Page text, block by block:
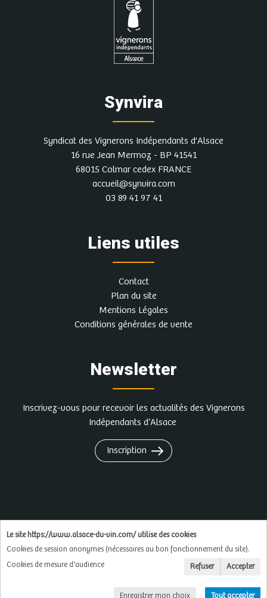
Synvira
Syndicat des Vignerons Indépendants d'Alsace
16 rue Jean Mermoz - BP 41541
68015 Colmar cedex FRANCE
accueil@synvira.com
03 89 41 97 41
Liens utiles
Contact
Plan du site
Mentions Légales
Conditions générales de vente
Newsletter
Inscrivez-vous pour recevoir les actualités des Vignerons
Indépendants d’Alsace
Inscription
L'abus d'alcool est dangereux pour la santé, à
consommer avec modération
Copyright © 2026
Le site https://www.alsace-du-vin.com/ utilise des cookies
Cookies de session anonymes (nécessaires au bon fonctionnement du site).
Cookies de mesure d'audience
Refuser Accepter
Enregistrer mon choix Tout accepter